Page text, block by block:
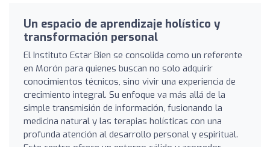
Un espacio de aprendizaje holístico y
transformación personal
El Instituto Estar Bien se consolida como un referente
en Morón para quienes buscan no solo adquirir
conocimientos técnicos, sino vivir una experiencia de
crecimiento integral. Su enfoque va más allá de la
simple transmisión de información, fusionando la
medicina natural y las terapias holísticas con una
profunda atención al desarrollo personal y espiritual.